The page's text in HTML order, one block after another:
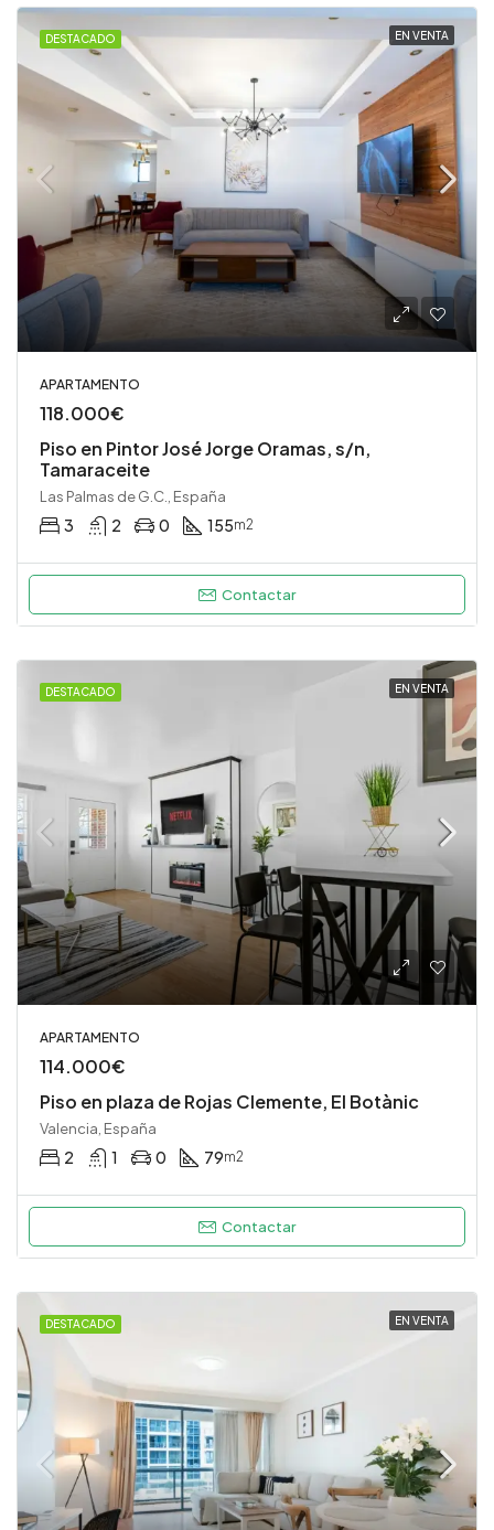
DESTACADO EN VENTA
APARTAMENTO
118.000€
Piso en Pintor José Jorge Oramas, s/n,
Tamaraceite
Las Palmas de G.C., España
3 2 0 155m2
Contactar
DESTACADO EN VENTA
APARTAMENTO
114.000€
Piso en plaza de Rojas Clemente, El Botànic
Valencia, España
2 1 0 79m2
Contactar
DESTACADO EN VENTA